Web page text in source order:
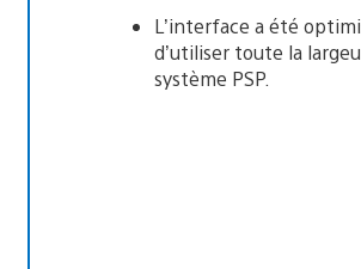
L’interface a été
d’utiliser toute la
système PSP.